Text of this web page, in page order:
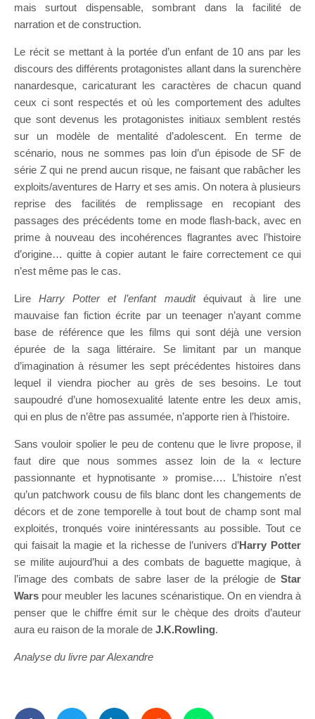
mais surtout dispensable, sombrant dans la facilité de
narration et de construction.
Le récit se mettant à la portée d’un enfant de 10 ans par les
discours des différents protagonistes allant dans la surenchère
nanardesque, caricaturant les caractères de chacun quand
ceux ci sont respectés et où les comportement des adultes
que sont devenus les protagonistes initiaux semblent restés
sur un modèle de mentalité d’adolescent. En terme de
scénario, nous ne sommes pas loin d’un épisode de SF de
série Z qui ne prend aucun risque, ne faisant que rabâcher les
exploits/aventures de Harry et ses amis. On notera à plusieurs
reprise des facilités de remplissage en recopiant des
passages des précédents tome en mode flash-back, avec en
prime à nouveau des incohérences flagrantes avec l’histoire
d’origine… quitte à copier autant le faire correctement ce qui
n’est même pas le cas.
LireHarry Potter et l’enfant mauditéquivaut à lire une
mauvaise fan fiction écrite par un teenager n’ayant comme
base de référence que les films qui sont déjà une version
épurée de la saga littéraire. Se limitant par un manque
d’imagination à résumer les sept précédentes histoires dans
lequel il viendra piocher au grès de ses besoins. Le tout
saupoudré d’une homosexualité latente entre les deux amis,
qui en plus de n’être pas assumée, n’apporte rien à l’histoire.
Sans vouloir spolier le peu de contenu que le livre propose, il
faut dire que nous sommes assez loin de la « lecture
passionnante et hypnotisante » promise…. L’histoire n’est
qu’un patchwork cousu de fils blanc dont les changements de
décors et de zone temporelle à tout bout de champ sont mal
exploités, tronqués voire inintéressants au possible. Tout ce
qui faisait la magie et la richesse de l’univers d’Harry Potter
se milite aujourd’hui a des combats de baguette magique, à
l’image des combats de sabre laser de la prélogie de Star
Wars pour meubler les lacunes scénaristique. On en viendra à
penser que le chiffre émit sur le chèque des droits d’auteur
aura eu raison de la morale de J.K.Rowling.
Analyse du livre par Alexandre